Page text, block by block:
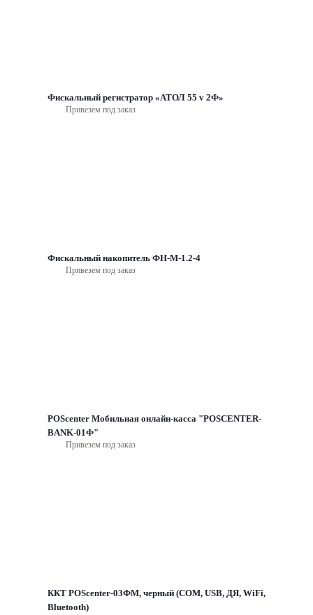
Фискальный регистратор «АТОЛ 55 v 2Ф»
Привезем под заказ
Фискальный накопитель ФН-М-1.2-4
Привезем под заказ
POScenter Мобильная онлайн-касса "POSCENTER-
BANK-01Ф"
Привезем под заказ
ККТ POScenter-03ФМ, черный (COM, USB, ДЯ, WiFi,
Bluetooth)